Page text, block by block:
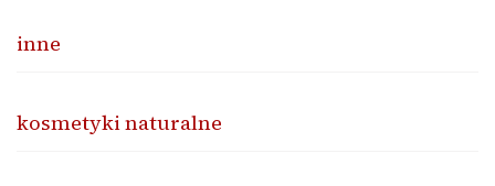
inne
kosmetyki naturalne